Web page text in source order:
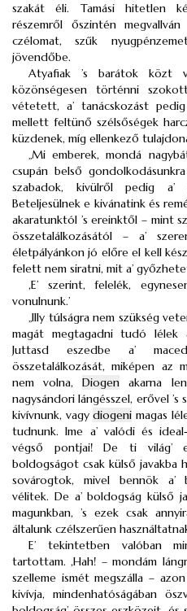
szakát éli. Tamási hitetlen
részemről őszintén
czélomat, szűk
jövendőbe.
Atyafiak ’s barátok közt
közönségesen történni
vétetett, a’ tanácskozást
mellett feltünő szélsőségek
küzdenek, míg ellenkező
„Mi emberek, mondá
csupán belső
szabadok, kivülről pedig
Beteljesülnek e kivánatink és
akaratunktól ’s ereinktől – mint
összetalálkozásától – a’
életpályánkon jó előre el kell
felett nem siratni, mit a’
,E’ szerint, felelék,
vonulnunk.’
„Illy túlságra nem szükség
magát megtagadni tudó lélek
Juttasd eszedbe a’
összetalálkozását, miképen az
nem volna,Diogen akarna
nagysándori lángésszel, erővel ’s
kivívnunk, vagydiogeni magas
tudnunk. Ime a’ valódi és
végső pontjai! De ti világ’
boldogságot csak külső javakba
sovárogtok, mivel bennök a’
vélitek. De a’ boldogság külső
magunkban, ’s ezek csak
általunk czélszerűen
E’ tekintetben valóban
tartottam. ,Hah! – mondám
szelleme ismét megszálla –
kivívja, mindenhatóságában